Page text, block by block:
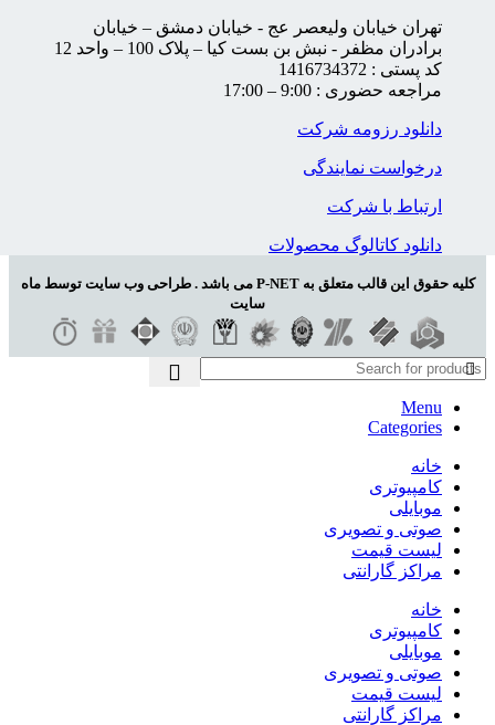
تهران خیابان ولیعصر عج - خیابان دمشق – خیابان
برادران مظفر - نبش بن بست کیا – پلاک 100 – واحد 12
کد پستی : 1416734372
مراجعه حضوری : 9:00 – 17:00
دانلود رزومه شرکت
درخواست نمایندگی
ارتباط با شرکت
دانلود کاتالوگ محصولات
کلیه حقوق این قالب متعلق به P-NET می باشد . طراحی وب سایت توسط ماه
سایت
Menu
Categories
خانه
کامپیوتری
موبایلی
صوتی و تصویری
لیست قیمت
مراکز گارانتی
خانه
کامپیوتری
موبایلی
صوتی و تصویری
لیست قیمت
مراکز گارانتی